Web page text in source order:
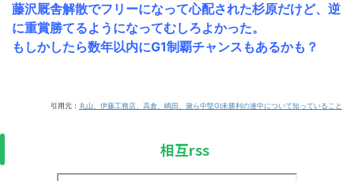
藤沢厩舎解散でフリーになって心配された杉原だけど、逆
に重賞勝てるようになってむしろよかった。
もしかしたら数年以内にG1制覇チャンスもあるかも？
引用元： 丸山、伊藤工務店、高倉、嶋田、黛ら中堅GI未勝利の連中について知っていること
相互rss